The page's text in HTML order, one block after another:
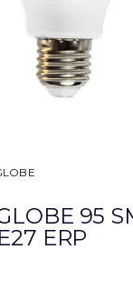
95
ERP